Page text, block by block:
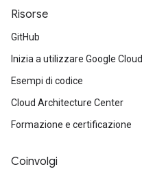
Risorse
GitHub
Inizia a utilizzare Google Cloud
Esempi di codice
Cloud Architecture Center
Formazione e certificazione
Coinvolgi